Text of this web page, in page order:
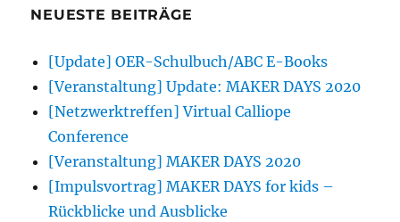
NEUESTE BEITRÄGE
[Update] OER-Schulbuch/ABC E-Books
[Veranstaltung] Update: MAKER DAYS 2020
[Netzwerktreffen] Virtual Calliope
Conference
[Veranstaltung] MAKER DAYS 2020
[Impulsvortrag] MAKER DAYS for kids –
Rückblicke und Ausblicke